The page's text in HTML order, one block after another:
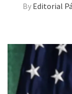
By Editorial